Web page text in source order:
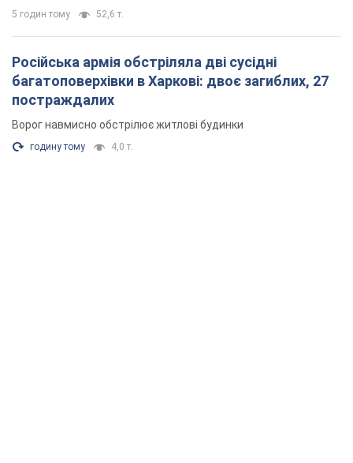
5 годин тому 52,6 т.
Російська армія обстріляла дві сусідні
багатоповерхівки в Харкові: двоє загиблих, 27
постраждалих
Ворог навмисно обстрілює житлові будинки
годину тому 4,0 т.